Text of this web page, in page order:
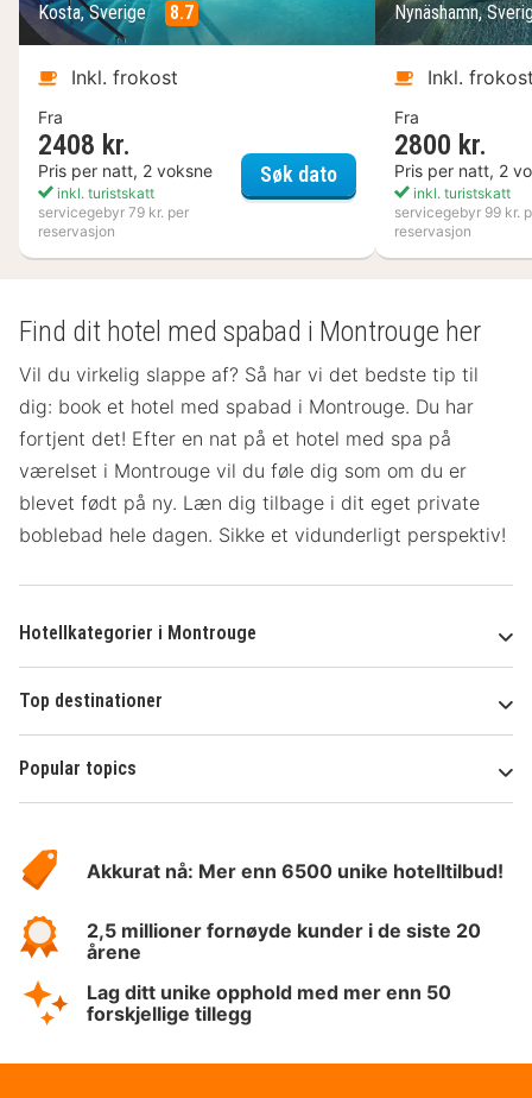
Kosta, Sverige 8.7
Inkl. frokost
Fra
2408 kr.
Pris per natt, 2 voksne
inkl. turistskatt
servicegebyr 79 kr. per
reservasjon
Søk datoKosta Boda Art Hotel
Nynäshamn,
Inkl.
Fra
2800 kr.
Pris per natt, 2
inkl. turistskatt
servicegebyr 99 kr.
reservasjon
Find dit hotel med spabad i Montrouge her
Vil du virkelig slappe af? Så har vi det bedste tip til
dig: book et hotel med spabad i Montrouge. Du har
fortjent det! Efter en nat på et hotel med spa på
værelset i Montrouge vil du føle dig som om du er
blevet født på ny. Læn dig tilbage i dit eget private
boblebad hele dagen. Sikke et vidunderligt perspektiv!
Hotellkategorier i Montrouge
Top destinationer
Popular topics
Hotelspecials
Akkurat nå: Mer enn 6500 unike hotelltilbud!
2,5 millioner fornøyde kunder i de siste 20
årene
Lag ditt unike opphold med mer enn 50
forskjellige tillegg